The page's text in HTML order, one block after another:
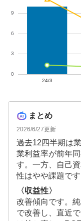
まとめ
2026/6/27更新
過去12四半期は
業利益率が前年
す。一方、自己
性はやや課題です
〈収益性〉
改善傾向です。
で改善し、直近